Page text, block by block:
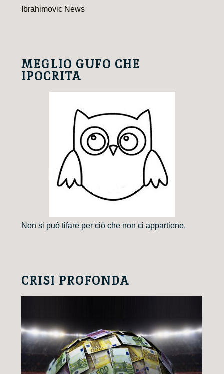
Ibrahimovic News
MEGLIO GUFO CHE
IPOCRITA
Non si può tifare per ciò che non ci appartiene.
CRISI PROFONDA